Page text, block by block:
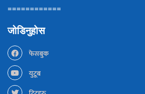
============
जोडिनुहोस
फेसबुक
युटूब